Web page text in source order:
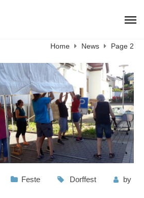
Home News Page 2
Feste Dorffest
by